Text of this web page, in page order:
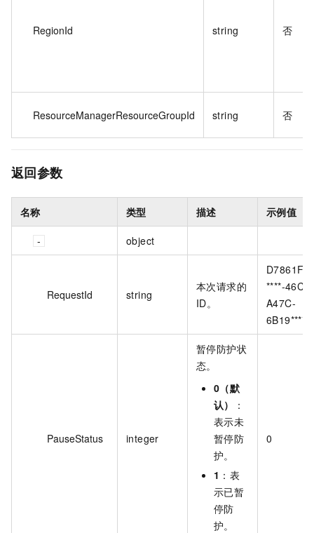
RegionId string 否
ResourceManagerResourceGroupId string 否
返回参数
名称 类型 描述 示例值
object
RequestId string
本次请求的
ID。
****-
A47C-
PauseStatus integer
暂停防护状
态。
0（默
认）
：
表示未
暂停防
护。
1 ：表
示已暂
停防
护。
0